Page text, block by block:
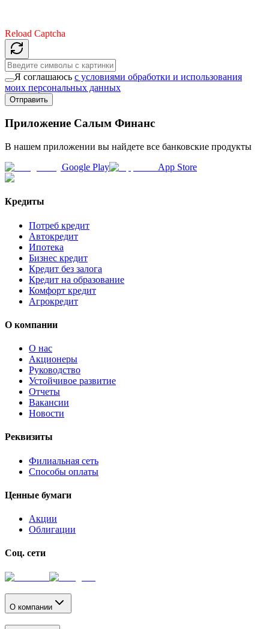
Reload Captcha
Я соглашаюсь с условиями обработки и использования
моих персональных данных
Отправить
Приложение Салым Финанс
В нашем приложении вы найдете все банковские продукты
Google Play
App Store
Кредиты
Потреб кредит
Автокредит
Ипотека
Бизнес кредит
Кредит без залога
Кредит на образование
Комфорт кредит
Агрокредит
О компании
О нас
Акционеры
Руководство
Устойчивое развитие
Отчеты
Вакансии
Новости
Реквизиты
Филиальная сеть
Способы оплаты
Ценные бумаги
Акции
Облигации
Соц. сети
О компании